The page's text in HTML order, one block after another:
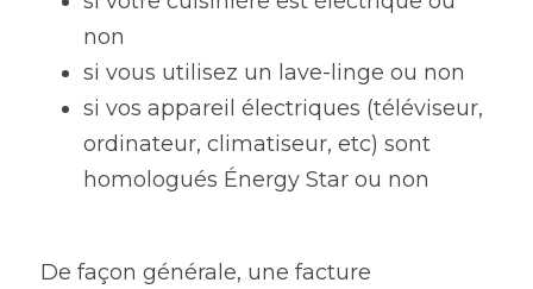
non
si vous utilisez un lave-linge ou non
si vos appareil électriques (téléviseur,
ordinateur, climatiseur, etc) sont
homologués Énergy Star ou non
De façon générale, une facture